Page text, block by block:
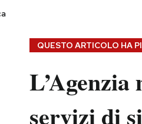
QUESTO ARTICOLO HA
servizi di